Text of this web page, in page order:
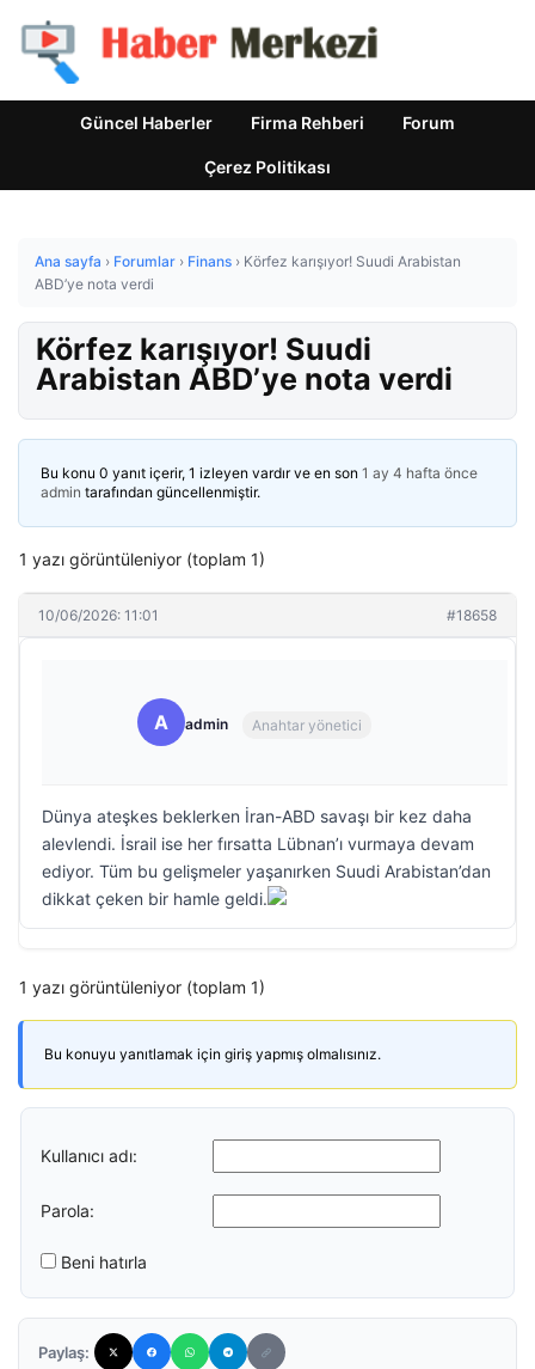
Güncel Haberler Firma Rehberi Forum
Çerez Politikası
Ana sayfa › Forumlar › Finans › Körfez karışıyor! Suudi Arabistan
ABD’ye nota verdi
Körfez karışıyor! Suudi
Arabistan ABD’ye nota verdi
Bu konu 0 yanıt içerir, 1 izleyen vardır ve en son 1 ay 4 hafta önce
admin tarafından güncellenmiştir.
1 yazı görüntüleniyor (toplam 1)
10/06/2026: 11:01 #18658
A admin Anahtar yönetici
Dünya ateşkes beklerken İran-ABD savaşı bir kez daha
alevlendi. İsrail ise her fırsatta Lübnan’ı vurmaya devam
ediyor. Tüm bu gelişmeler yaşanırken Suudi Arabistan’dan
dikkat çeken bir hamle geldi.
1 yazı görüntüleniyor (toplam 1)
Bu konuyu yanıtlamak için giriş yapmış olmalısınız.
Kullanıcı adı:
Parola:
Beni hatırla
Paylaş: